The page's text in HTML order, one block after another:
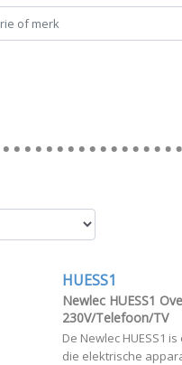
HUESS1
Newlec HUESS1
230V/Telefoon/TV
De Newlec HUESS1
die elektrische